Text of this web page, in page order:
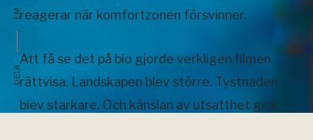
reagerar när komfortzonen försvinner.
Att få se det på bio gjorde verkligen filmen
rättvisa. Landskapen blev större. Tystnaden
blev starkare. Och känslan av utsatthet gick
DELA
EM